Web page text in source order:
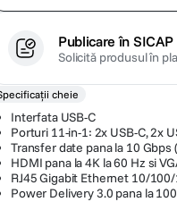
Publicare în SICAP
Solicită produsul în
cheie
Interfata USB-C
Porturi 11-in-1: 2x USB-C, 2x
Transfer date pana la 10 Gbps
HDMI pana la 4K la 60 Hz si
RJ45 Gigabit Ethernet 10/
Power Delivery 3.0 pana la